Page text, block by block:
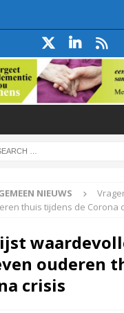
NIEUWS
thuis tijdens de Corona
ouderen
crisis